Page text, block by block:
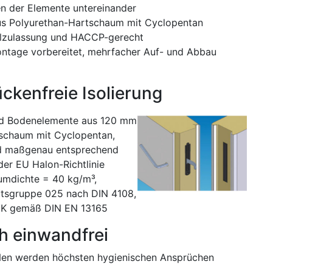
der Elemente untereinander
Polyurethan-Hartschaum mit Cyclopentan
und HACCP-gerecht
vorbereitet, mehrfacher Auf- und Abbau
Isolierung
Bodenelemente aus 120 mm
mit Cyclopentan,
entsprechend
EU Halon-Richtlinie
= 40 kg/m³,
025 nach DIN 4108,
gemäß DIN EN 13165
einwandfrei
werden höchsten hygienischen Ansprüchen